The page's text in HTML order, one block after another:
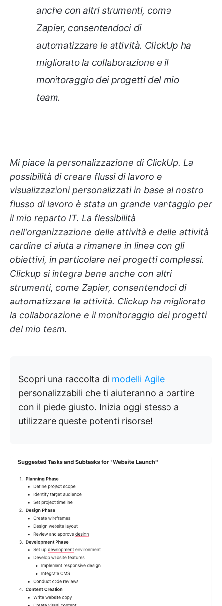
anche con altri strumenti, come
Zapier, consentendoci di
automatizzare le attività. ClickUp ha
migliorato la collaborazione e il
monitoraggio dei progetti del mio
team.
Mi piace la personalizzazione di ClickUp. La
possibilità di creare flussi di lavoro e
visualizzazioni personalizzati in base al nostro
flusso di lavoro è stata un grande vantaggio per
il mio reparto IT. La flessibilità
nell'organizzazione delle attività e delle attività
cardine ci aiuta a rimanere in linea con gli
obiettivi, in particolare nei progetti complessi.
Clickup si integra bene anche con altri
strumenti, come Zapier, consentendoci di
automatizzare le attività. Clickup ha migliorato
la collaborazione e il monitoraggio dei progetti
del mio team.
Scopri una raccolta di modelli Agile
personalizzabili che ti aiuteranno a partire
con il piede giusto. Inizia oggi stesso a
utilizzare queste potenti risorse!